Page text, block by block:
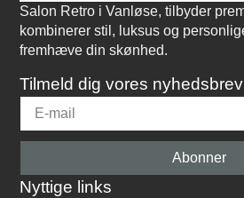
Salon Retro i Vanløse, tilbyder
kombinerer stil, luksus og
fremhæve din skønhed.
Tilmeld dig vores nyhedsbrev
Abonner
Nyttige links